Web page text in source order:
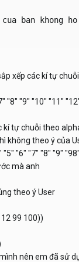
ban khong
xếp các kí tự
"8" "9" "10" "11"
kí tự chuỗi theo
không theo ý của
"6" "7" "8" "9"
mà anh
theo ý User
99 100))
nên em đã sử